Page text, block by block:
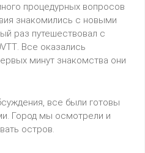
процедурных вопросов
знакомились с новыми
раз путешествовал с
VTT . Все оказались
минут знакомства они
все были готовы
Город мы осмотрели и
остров.